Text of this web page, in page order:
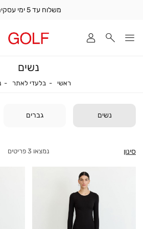
משלוח עד 5 ימי עסקים
נשים
ראשי ראשיבלעדי לאתר
נשים גברים
סינון 3 פריטים